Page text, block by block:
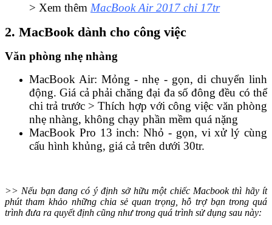
> Xem thêm MacBook Air 2017 chỉ 17tr
2. MacBook dành cho công việc
Văn phòng nhẹ nhàng
MacBook Air: Mỏng - nhẹ - gọn, di chuyển linh
động. Giá cả phải chăng đại đa số đông đều có thể
chi trả trước > Thích hợp với công việc văn phòng
nhẹ nhàng, không chạy phần mềm quá nặng
MacBook Pro 13 inch: Nhỏ - gọn, vi xử lý cùng
cấu hình khủng, giá cả trên dưới 30tr.
>> Nếu bạn đang có ý định sở hữu một chiếc Macbook thì hãy ít
phút tham khảo những chia sẻ quan trọng, hỗ trợ bạn trong quá
trình đưa ra quyết định cũng như trong quá trình sử dụng sau này: